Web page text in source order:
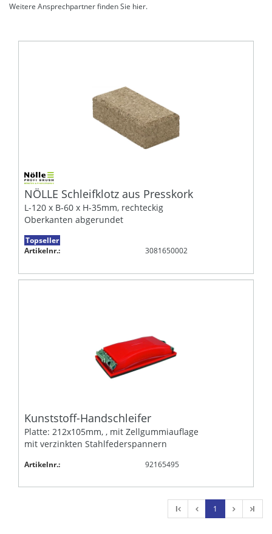
Weitere Ansprechpartner finden Sie hier.
NÖLLE Schleifklotz aus Presskork
L-120 x B-60 x H-35mm, rechteckig
Oberkanten abgerundet
Topseller
Artikelnr.:
3081650002
Kunststoff-Handschleifer
Platte: 212x105mm, , mit Zellgummiauflage
mit verzinkten Stahlfederspannern
Artikelnr.: 92165495
l 1 l